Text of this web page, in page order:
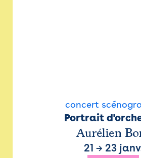
concert
Portrait
Aurélien
21 → 23